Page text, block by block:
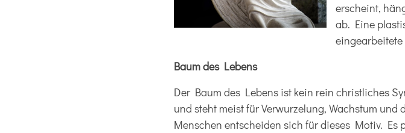
erscheint,
ab. Eine
eingearbeitete
Baum des Lebens
Der Baum des Lebens ist kein rein christliches
und steht meist für Verwurzelung, Wachstum
Menschen entscheiden sich für dieses Motiv. Es